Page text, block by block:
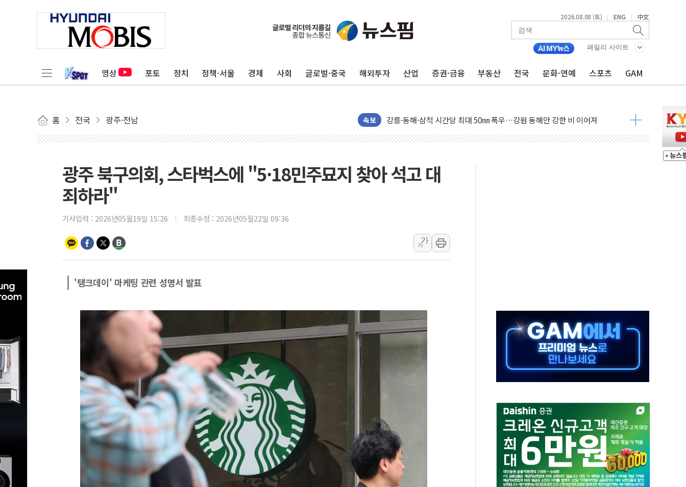
2026.08.08 (토) | ENG | 中文
패밀리 사이트
영상 포토 정치 정책·서울 경제 사회 글로벌·중국 해외투자 산업 증권·금융 부동산 전국 문화·연예 스포츠 GAM
홈 전국 광주·전남 속보
이번주 국내 주요 금융일정(8.10~8.14)
美, 이란전 출구전략 만지작…공습 한계·탄약 부족 현실화
폐기물 수거하다 참변…60대 환경미화원 수거차에 치여 사망
서울 중랑구 주택가서 흉기 난동…60대 남성 2명 숨져
여수 오동도 인근 해상서 모터보트 전복…1명 사망·1명 실종
추미애, '위안부' 피해자 기림의 날 참석..."국제적 시민 연대로 목소리 내야"
李대통령, ISA 개편 재검토 지시…與 "적극 환영"·野 "졸속 국정"
동해중부 전 해상 풍랑주의보…10일까지 최대 3.5m 높은 물결
동해시, 11~14일 '별똥별 멍' 운영…페르세우스 유성우 관측
강원 중·남부 동해안 시간당 50mm 이상 폭우…호우경보 발효
청양 밭에서 일하던 90대 숨져…온열질환 여부 조사
폭염에 車 운전면허 기능시험 오전 집중 편성…체감온도 38도 넘으면 중단
광주 북구의회, 스타벅스에 "5·18민주묘지 찾아 석고 대
죄하라"
기사입력 : 2026년05월19일 15:26 최종수정 : 2026년05월22일 09:36
가
가
'탱크데이' 마케팅 관련 성명서 발표